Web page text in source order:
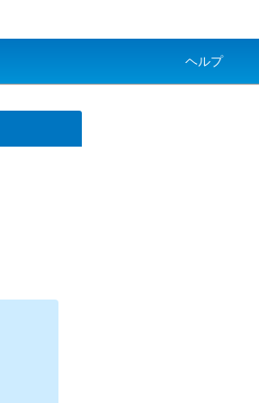
ヘルプ